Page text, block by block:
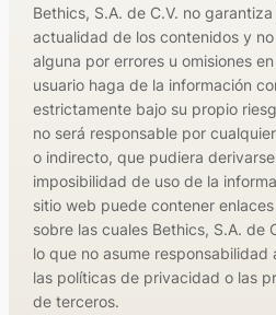
Bethics, S.A. de C.V. no
actualidad de los contenidos y
alguna por errores u omisiones
usuario haga de la información
estrictamente bajo su propio
no será responsable por
o indirecto, que pudiera
imposibilidad de uso de la
sitio web puede contener
sobre las cuales Bethics, S.A. de
lo que no asume
las políticas de privacidad o las
de terceros.